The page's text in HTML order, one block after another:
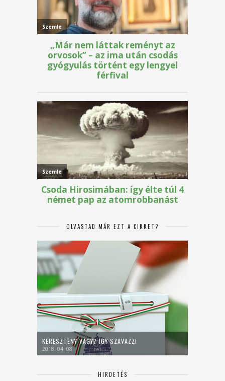
OLVASTAD MÁR EZT A CIKKET?
KERESZTÉNY VAGY? ÍGY SZAVAZZ!
2018. 04. 08.
HIRDETÉS